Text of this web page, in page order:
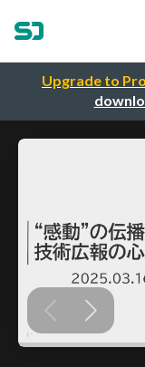
Upgrade to Pro